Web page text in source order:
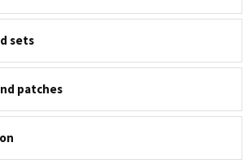
sets
patches